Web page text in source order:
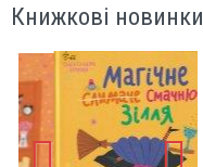
Книжкові новинки